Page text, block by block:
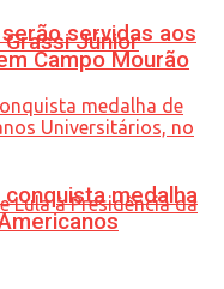
Júnior
servidas aos
Campo Mourão
medalha